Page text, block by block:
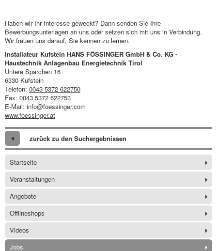
Haben wir Ihr Interesse geweckt? Dann senden Sie Ihre
Bewerbungsunterlagen an uns oder setzen sich mit uns in Verbindung.
Wir freuen uns darauf, Sie kennen zu lernen.
Installateur Kufstein HANS FÖSSINGER GmbH & Co. KG -
Haustechnik Anlagenbau Energietechnik Tirol
Untere Sparchen 16
6330 Kufstein
Telefon: 0043 5372 622750
Fax: 0043 5372 622753
E-Mail: info@foessinger.com
www.foessinger.at
zurück zu den Suchergebnissen
Startseite
Veranstaltungen
Angebote
Offlineshops
Videos
Jobs